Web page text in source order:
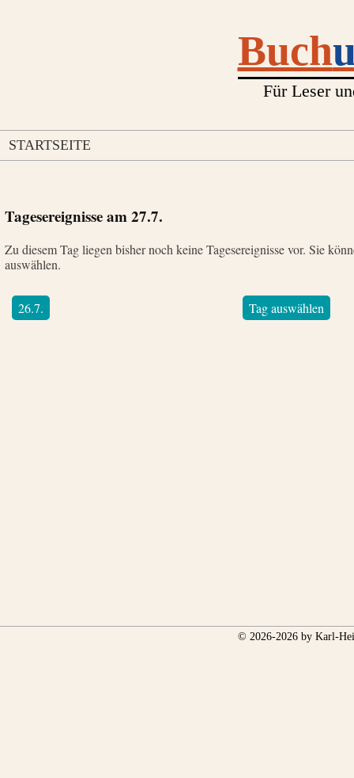
Buch
Für Leser
STARTSEITE
Tagesereignisse am27.7.
Zu diesem Tag liegen bisher noch keine Tagesereignisse vor. Sie
auswählen.
26.7. Tag auswählen
© 2026-2026 by Karl-